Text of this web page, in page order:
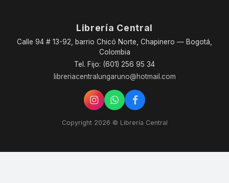
Librería Central
Calle 94 # 13-92, barrio Chicó Norte, Chapinero — Bogotá,
Colombia
Tel. Fijo: (601) 256 95 34
libreriacentralungaruno@hotmail.com
Copyright 2026 © Librería Central